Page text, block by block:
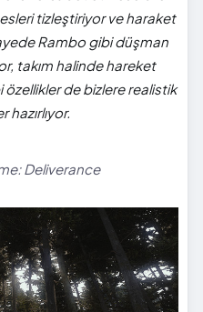
tizleştiriyor ve haraket
Rambo gibi düşman
takım halinde hareket
de bizlere realistik
Deliverance